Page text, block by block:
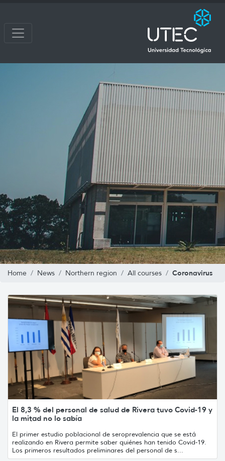
Home News Northern region All courses Coronavirus
El 8,3 % del personal de salud de Rivera tuvo Covid-19 y
la mitad no lo sabía
El primer estudio poblacional de seroprevalencia que se está
realizando en Rivera permite saber quiénes han tenido Covid-19.
Los primeros resultados preliminares del personal de s...